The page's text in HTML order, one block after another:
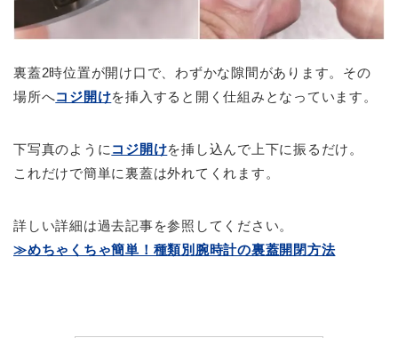
裏蓋2時位置が開け口で、わずかな隙間があります。その
場所へコジ開けを挿入すると開く仕組みとなっています。
下写真のように コジ開けを挿し込んで上下に振るだけ。
これだけで簡単に裏蓋は外れてくれます。
詳しい詳細は過去記事を参照してください。
≫めちゃくちゃ簡単！種類別腕時計の裏蓋開閉方法